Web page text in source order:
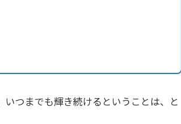
つまでも輝き続けるということは、と